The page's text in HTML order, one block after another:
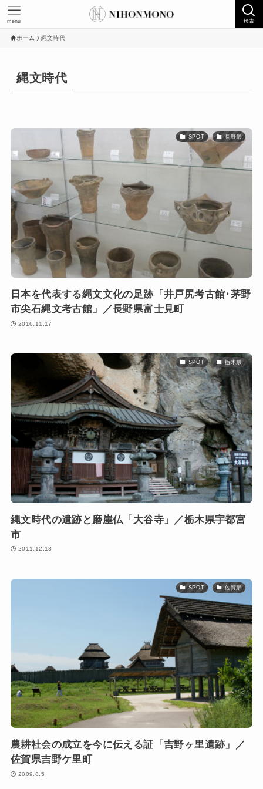
検索
menu
ホーム 縄文時代
縄文時代
SPOT 長野県
日本を代表する縄文文化の足跡「井戸尻考古館･茅野
市尖石縄文考古館」／長野県富士見町
2016.11.17
SPOT 栃木県
縄文時代の遺跡と磨崖仏「大谷寺」／栃木県宇都宮
市
2011.12.18
SPOT 佐賀県
農耕社会の成立を今に伝える証「吉野ヶ里遺跡」／
佐賀県吉野ケ里町
2009.8.5